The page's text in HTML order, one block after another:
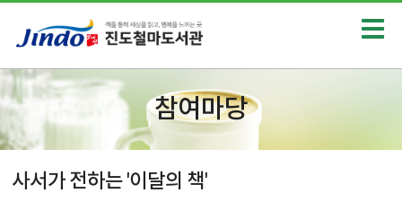
참여마당
사서가 전하는 '이달의 책'